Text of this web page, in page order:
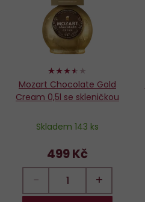
70%
Mozart Chocolate Gold
Cream 0,5l se skleničkou
Skladem 143 ks
499 Kč
− +